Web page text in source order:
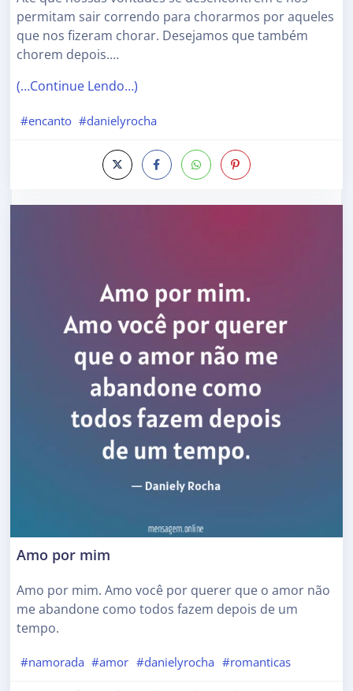
permitam sair correndo para chorarmos por aqueles
que nos fizeram chorar. Desejamos que também
chorem depois.…
(…Continue Lendo…)
#encanto #danielyrocha
Amo por mim
Amo por mim. Amo você por querer que o amor não
me abandone como todos fazem depois de um
tempo.
#namorada #amor #danielyrocha #romanticas